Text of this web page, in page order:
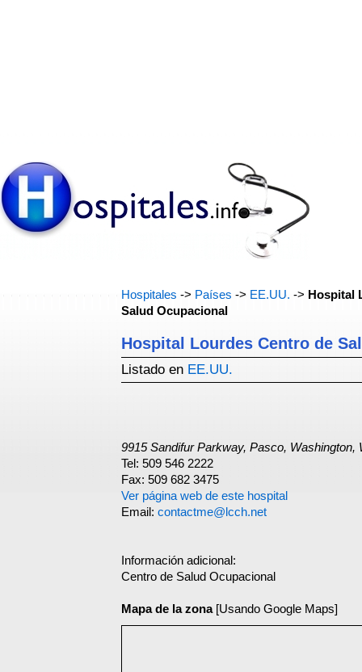
Hospitales -> Países -> EE.UU. -> Hospital
Salud Ocupacional
Hospital Lourdes Centro de
Listado en EE.UU.
9915 Sandifur Parkway, Pasco, Washington,
Tel: 509 546 2222
Fax: 509 682 3475
Ver página web de este hospital
Email: contactme@lcch.net
Información adicional:
Centro de Salud Ocupacional
Mapa de la zona[Usando Google Maps]